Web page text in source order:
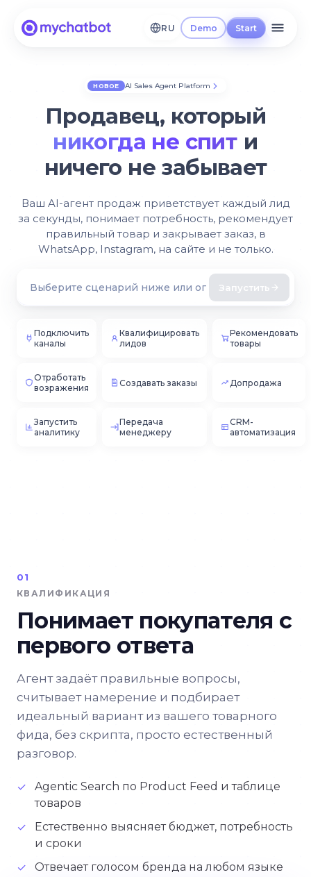
RU Demo Start
НОВОЕ AI Sales Agent Platform
Продавец, который
никогда не спит и
ничего не забывает
Ваш AI-агент продаж приветствует каждый лид
за секунды, понимает потребность, рекомендует
правильный товар и закрывает заказ, в
WhatsApp, Instagram, на сайте и не только.
Запустить
Подключить
каналы
Квалифицировать
лидов
Рекомендовать
товары
Отработать
возражения
Создавать заказы Допродажа
Запустить
аналитику
Передача
менеджеру
CRM-
автоматизация
01
КВАЛИФИКАЦИЯ
Понимает покупателя с
первого ответа
Агент задаёт правильные вопросы,
считывает намерение и подбирает
идеальный вариант из вашего товарного
фида, без скрипта, просто естественный
разговор.
✓
Agentic Search по Product Feed и таблице
товаров
✓
Естественно выясняет бюджет, потребность
и сроки
✓
Отвечает голосом бренда на любом языке